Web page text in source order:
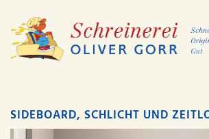
SIDEBOARD, SCHLICHT UND